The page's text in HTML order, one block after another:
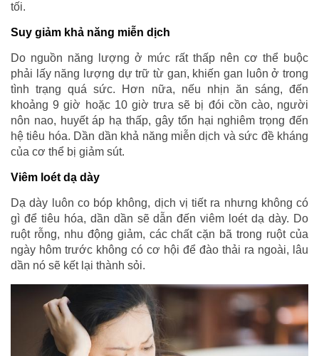
tối.
Suy giảm khả năng miễn dịch
Do nguồn năng lượng ở mức rất thấp nên cơ thể buộc
phải lấy năng lượng dự trữ từ gan, khiến gan luôn ở trong
tình trạng quá sức. Hơn nữa, nếu nhịn ăn sáng, đến
khoảng 9 giờ hoặc 10 giờ trưa sẽ bị đói cồn cào, người
nôn nao, huyết áp hạ thấp, gây tổn hại nghiêm trọng đến
hệ tiêu hóa. Dần dần khả năng miễn dịch và sức đề kháng
của cơ thể bị giảm sút.
Viêm loét dạ dày
Dạ dày luôn co bóp không, dịch vị tiết ra nhưng không có
gì để tiêu hóa, dần dần sẽ dẫn đến viêm loét dạ dày. Do
ruột rỗng, nhu động giảm, các chất cặn bã trong ruột của
ngày hôm trước không có cơ hội để đào thải ra ngoài, lâu
dần nó sẽ kết lại thành sỏi.